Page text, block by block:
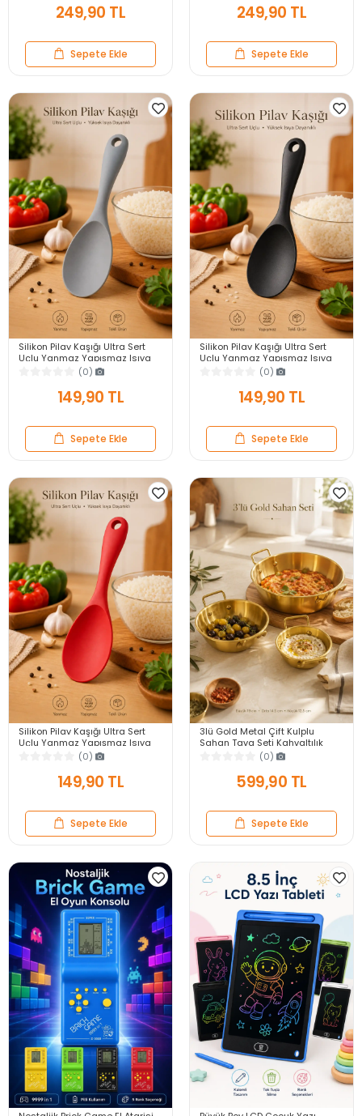
249,90 TL
Sepete Ekle
249,90 TL
Sepete Ekle
Silikon Pilav Kaşığı Ultra Sert
Uçlu Yanmaz Yapışmaz Isıya
Dayanıklı Gri Servis Yemek
(0)
149,90 TL
Sepete Ekle
Silikon Pilav Kaşığı Ultra Sert
Uçlu Yanmaz Yapışmaz Isıya
Dayanıklı Siyah Servis Yemek
(0)
149,90 TL
Sepete Ekle
Silikon Pilav Kaşığı Ultra Sert
Uçlu Yanmaz Yapışmaz Isıya
Dayanıklı Kırmızı Servis Yemek
(0)
149,90 TL
Sepete Ekle
3lü Gold Metal Çift Kulplu
Sahan Tava Seti Kahvaltılık
Meze Menemen Mutfak Sofra
Sunum Kabı Seti
(0)
599,90 TL
Sepete Ekle